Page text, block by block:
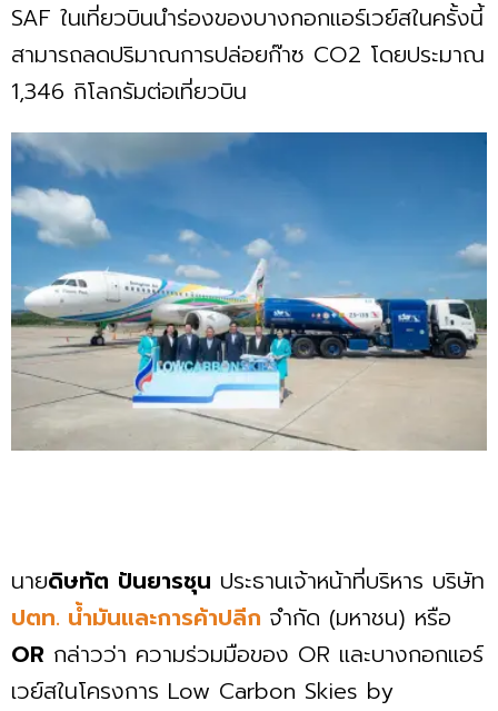
SAF ในเที่ยวบินนำร่องของบางกอกแอร์เวย์สในครั้งนี้
สามารถลดปริมาณการปล่อยก๊าซ CO2 โดยประมาณ
1,346 กิโลกรัมต่อเที่ยวบิน
นายดิษทัต ปันยารชุน ประธานเจ้าหน้าที่บริหาร บริษัท
ปตท. น้ำมันและการค้าปลีก จำกัด (มหาชน) หรือ
OR กล่าวว่า ความร่วมมือของ OR และบางกอกแอร์
เวย์สในโครงการ Low Carbon Skies by